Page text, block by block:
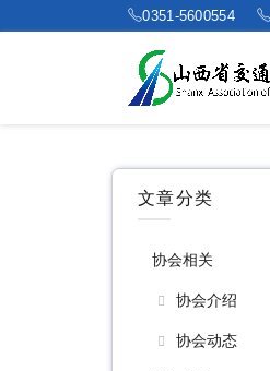
0351-5600554
文章分类
协会相关
协会介绍
协会动态